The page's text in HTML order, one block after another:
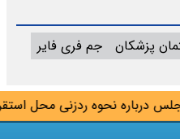
نحوه ردزنی محل استقرار
پزشکان جم فری فایر